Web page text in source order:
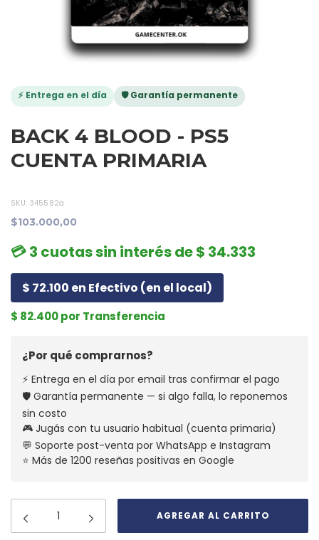
⚡ Entrega en el día 🛡️ Garantía permanente
BACK 4 BLOOD - PS5
CUENTA PRIMARIA
SKU: 345582a
$103.000,00
💳 3 cuotas sin interés de $ 34.333
$ 72.100 en Efectivo (en el local)
$ 82.400 por Transferencia
¿Por qué comprarnos?
⚡ Entrega en el día por email tras confirmar el pago
🛡️ Garantía permanente — si algo falla, lo reponemos
sin costo
🎮 Jugás con tu usuario habitual (cuenta primaria)
💬 Soporte post-venta por WhatsApp e Instagram
⭐ Más de 1200 reseñas positivas en Google